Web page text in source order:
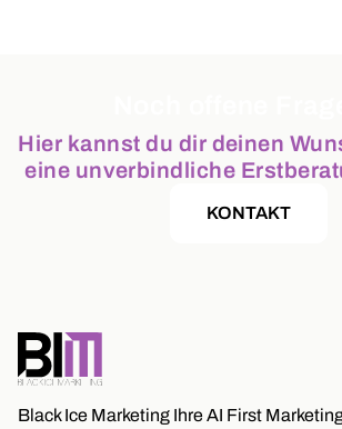
Hier kannst du dir deinen
eine unverbindliche
KONTAKT
Black Ice Marketing Ihre AI First